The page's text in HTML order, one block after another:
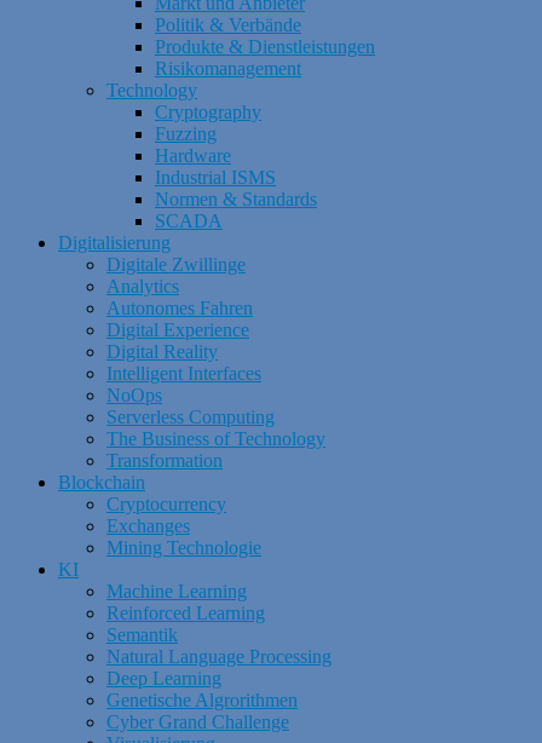
Politik & Verbände
Produkte & Dienstleistungen
Risikomanagement
Technology
Cryptography
Fuzzing
Hardware
Industrial ISMS
Normen & Standards
SCADA
Digitalisierung
Digitale Zwillinge
Analytics
Autonomes Fahren
Digital Experience
Digital Reality
Intelligent Interfaces
NoOps
Serverless Computing
The Business of Technology
Transformation
Blockchain
Cryptocurrency
Exchanges
Mining Technologie
KI
Machine Learning
Reinforced Learning
Semantik
Natural Language Processing
Deep Learning
Genetische Algrorithmen
Cyber Grand Challenge